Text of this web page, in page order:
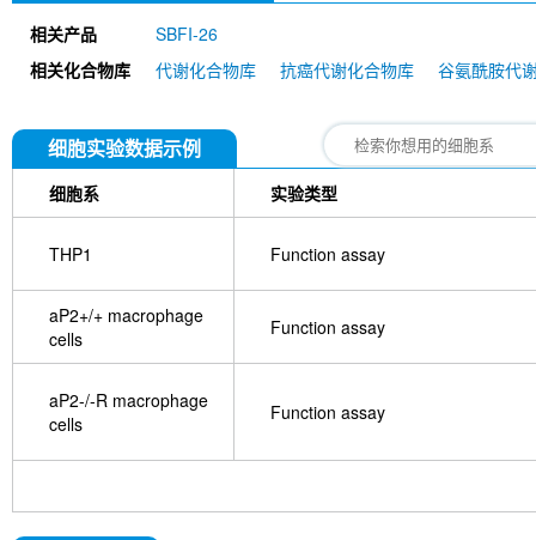
相关产品
SBFI-26
相关化合物库
代谢化合物库 抗癌代谢化合物库 谷氨酰胺代
细胞实验数据示例
细胞系 实验类型
THP1 Function assay
aP2+/+ macrophage
cells
Function assay
aP2-/-R macrophage
cells
Function assay